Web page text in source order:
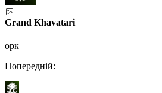
Grand Khavatari
орк
Попередній: